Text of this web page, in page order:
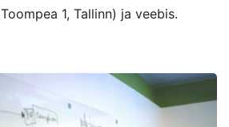
1, Tallinn) ja veebis.